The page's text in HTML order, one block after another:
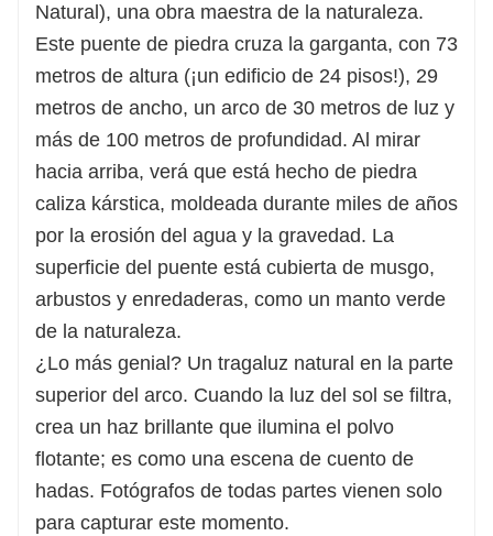
Natural), una obra maestra de la naturaleza.
Este puente de piedra cruza la garganta, con 73
metros de altura (¡un edificio de 24 pisos!), 29
metros de ancho, un arco de 30 metros de luz y
más de 100 metros de profundidad. Al mirar
hacia arriba, verá que está hecho de piedra
caliza kárstica, moldeada durante miles de años
por la erosión del agua y la gravedad. La
superficie del puente está cubierta de musgo,
arbustos y enredaderas, como un manto verde
de la naturaleza.
¿Lo más genial? Un tragaluz natural en la parte
superior del arco. Cuando la luz del sol se filtra,
crea un haz brillante que ilumina el polvo
flotante; es como una escena de cuento de
hadas. Fotógrafos de todas partes vienen solo
para capturar este momento.